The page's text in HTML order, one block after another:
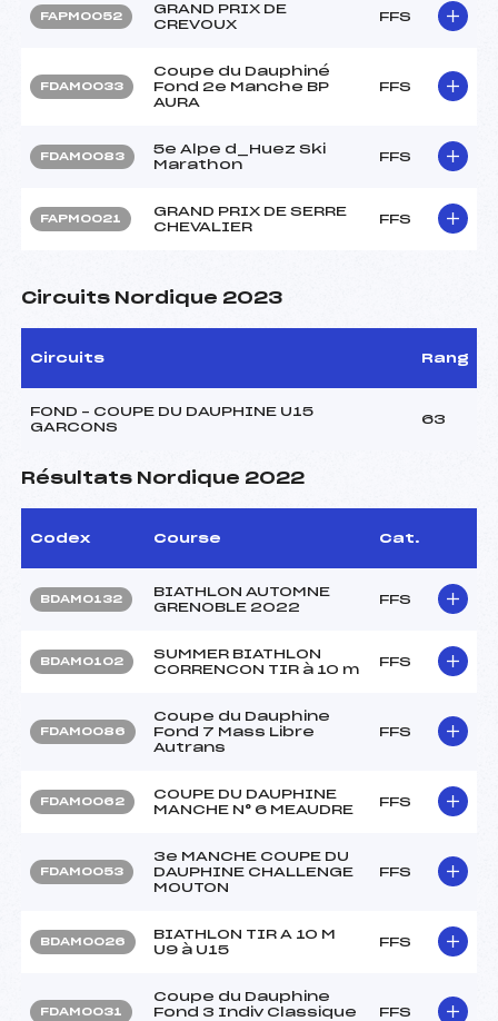
FAPM0052
GRAND PRIX DE
CREVOUX
FFS
FDAM0033
Coupe du Dauphiné
Fond 2e Manche BP
AURA
FFS
FDAM0083
5e Alpe d_Huez Ski
Marathon
FFS
FAPM0021
GRAND PRIX DE SERRE
CHEVALIER
FFS
Circuits Nordique 2023
Circuits Rang
FOND – COUPE DU DAUPHINE U15
GARCONS
63
Résultats Nordique 2022
Codex Course Cat.
BDAM0132
BIATHLON AUTOMNE
GRENOBLE 2022
FFS
BDAM0102
SUMMER BIATHLON
CORRENCON TIR à 10 m
FFS
FDAM0086
Coupe du Dauphine
Fond 7 Mass Libre
Autrans
FFS
FDAM0062
COUPE DU DAUPHINE
MANCHE N° 6 MEAUDRE
FFS
FDAM0053
3e MANCHE COUPE DU
DAUPHINE CHALLENGE
MOUTON
FFS
BDAM0026
BIATHLON TIR A 10 M
U9 à U15
FFS
FDAM0031
Coupe du Dauphine
Fond 3 Indiv Classique
FFS